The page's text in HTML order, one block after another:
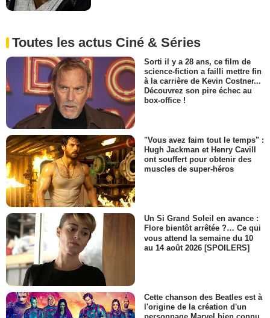
Toutes les actus Ciné & Séries
Sorti il y a 28 ans, ce film de
science-fiction a failli mettre fin
à la carrière de Kevin Costner...
Découvrez son pire échec au
box-office !
"Vous avez faim tout le temps" :
Hugh Jackman et Henry Cavill
ont souffert pour obtenir des
muscles de super-héros
Un Si Grand Soleil en avance :
Flore bientôt arrêtée ?… Ce qui
vous attend la semaine du 10
au 14 août 2026 [SPOILERS]
Cette chanson des Beatles est à
l'origine de la création d'un